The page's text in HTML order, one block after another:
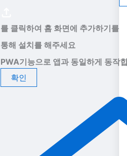
를 클릭하여 홈 화면에 추가하기를
통해 설치를 해주세요
PWA기능으로 앱과 동일하게 동작
확인